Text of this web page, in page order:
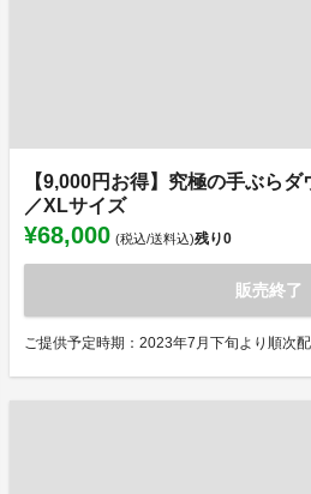
【9,000円お得】究極の手ぶら
／XLサイズ
¥68,000 (税込/送料込)残り0
販売終了
ご提供予定時期：2023年7月下旬より順次